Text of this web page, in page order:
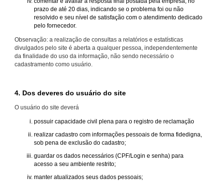
prazo de até 20 dias, indicando se o problema foi ou não
resolvido e seu nível de satisfação com o atendimento dedicado
pelo fornecedor.
Observação: a realização de consultas a relatórios e estatísticas
divulgados pelo site é aberta a qualquer pessoa, independentemente
da finalidade do uso da informação, não sendo necessário o
cadastramento como usuário.
4. Dos deveres do usuário do site
O usuário do site deverá
possuir capacidade civil plena para o registro de reclamação
realizar cadastro com informações pessoais de forma fidedigna,
sob pena de exclusão do cadastro;
guardar os dados necessários (CPF/Login e senha) para
acesso a seu ambiente restrito;
manter atualizados seus dados pessoais;